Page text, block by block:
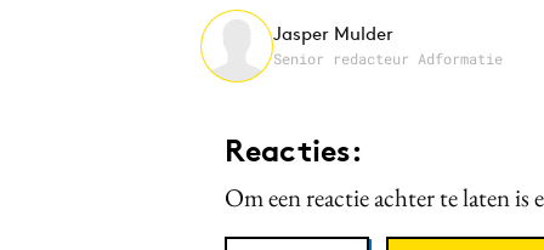
Jasper Mulder
Senior redacteur Adformatie
Reacties:
Om een reactie achter te laten is